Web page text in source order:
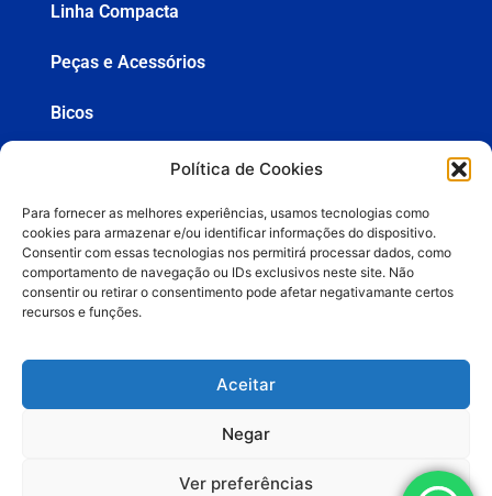
Política de Cookies
Para fornecer as melhores experiências, usamos tecnologias como
cookies para armazenar e/ou identificar informações do dispositivo.
Consentir com essas tecnologias nos permitirá processar dados, como
comportamento de navegação ou IDs exclusivos neste site. Não
consentir ou retirar o consentimento pode afetar negativamante certos
recursos e funções.
Aceitar
Negar
Ver preferências
Linha Compacta
Peças e Acessórios
Bicos
Pistolas
+55 (19) 3936-8555